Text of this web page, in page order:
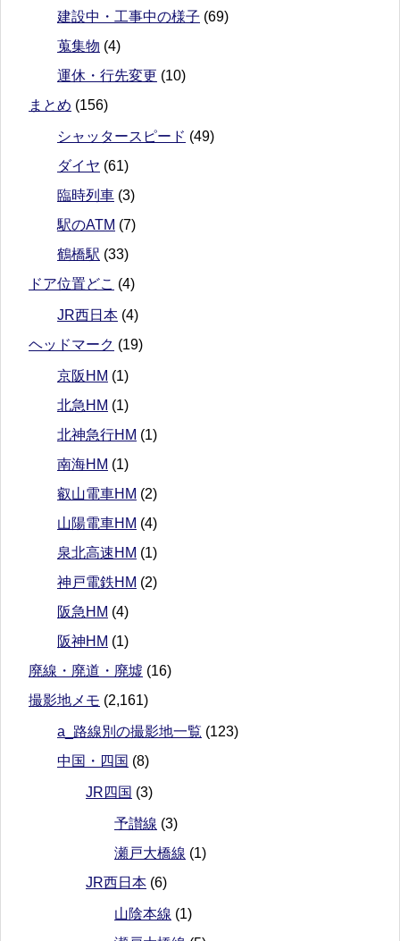
建設中・工事中の様子 (69)
蒐集物 (4)
運休・行先変更 (10)
まとめ (156)
シャッタースピード (49)
ダイヤ (61)
臨時列車 (3)
駅のATM (7)
鶴橋駅 (33)
ドア位置どこ (4)
JR西日本 (4)
ヘッドマーク (19)
京阪HM (1)
北急HM (1)
北神急行HM (1)
南海HM (1)
叡山電車HM (2)
山陽電車HM (4)
泉北高速HM (1)
神戸電鉄HM (2)
阪急HM (4)
阪神HM (1)
廃線・廃道・廃墟 (16)
撮影地メモ (2,161)
a_路線別の撮影地一覧 (123)
中国・四国 (8)
JR四国 (3)
予讃線 (3)
瀬戸大橋線 (1)
JR西日本 (6)
山陰本線 (1)